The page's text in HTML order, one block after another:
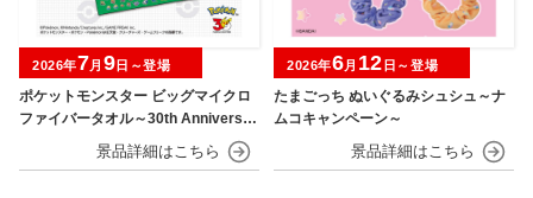
ポケットモンスター ビッグマイクロ
ファイバータオル～30th Anniversar
2026年7月 9日～登場
たまごっち ぬいぐるみシュシュ～ナ
ムコキャンペーン～
2026年6月 12 日～登場